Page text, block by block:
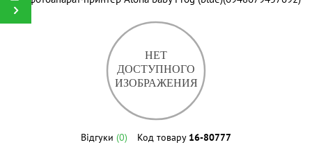
Відгуки (0) Код товару 16-80777